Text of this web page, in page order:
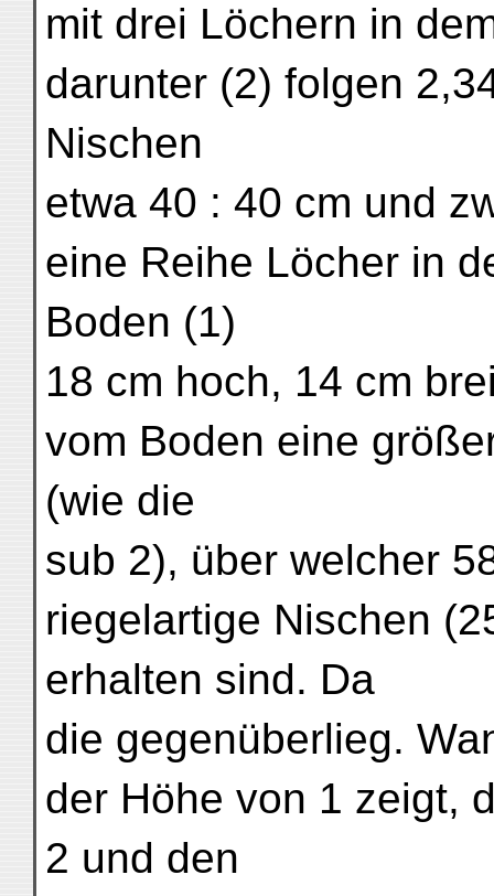
mit drei Löchern in
darunter (2) folgen
Nischen
etwa 40 : 40 cm und
eine Reihe Löcher in
Boden (1)
18 cm hoch, 14 cm
vom Boden eine
(wie die
sub 2), über welcher
riegelartige Nischen
erhalten sind. Da
die gegenüberlieg.
der Höhe von 1 zeigt,
2 und den